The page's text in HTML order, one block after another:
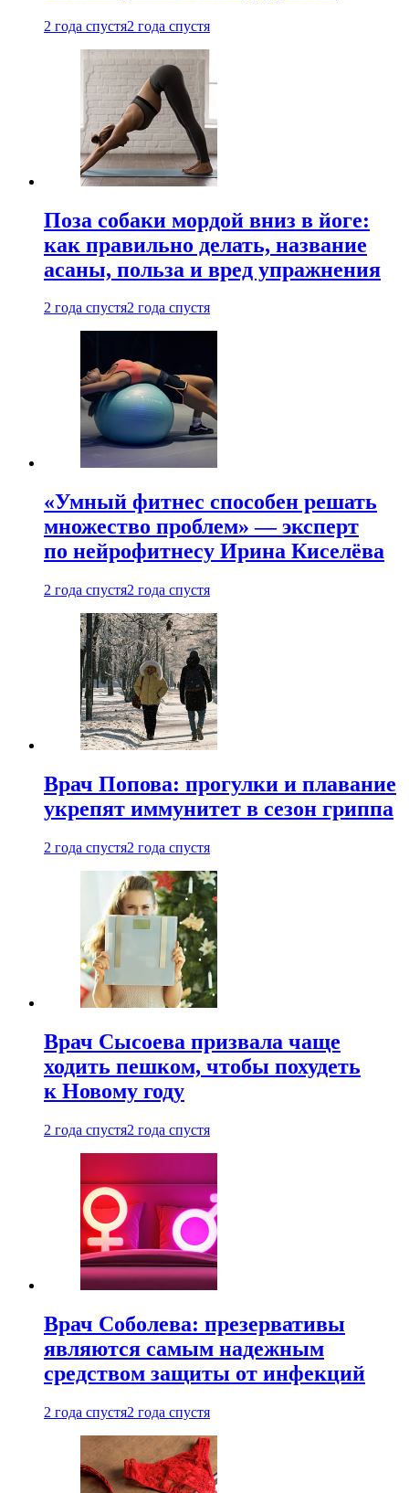
2 года спустя2 года спустя
Поза собаки мордой вниз в йоге:
как правильно делать, название
асаны, польза и вред упражнения
2 года спустя2 года спустя
«Умный фитнес способен решать
множество проблем» — эксперт
по нейрофитнесу Ирина Киселёва
2 года спустя2 года спустя
Врач Попова: прогулки и плавание
укрепят иммунитет в сезон гриппа
2 года спустя2 года спустя
Врач Сысоева призвала чаще
ходить пешком, чтобы похудеть
к Новому году
2 года спустя2 года спустя
Врач Соболева: презервативы
являются самым надежным
средством защиты от инфекций
2 года спустя2 года спустя